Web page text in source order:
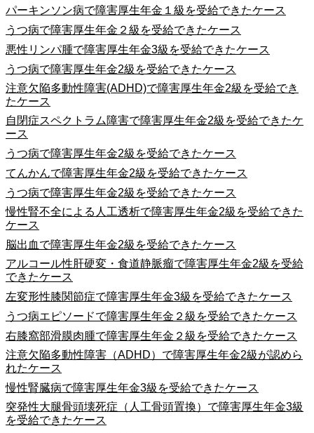
パーキンソン病で障害厚生年金１級を受給できたケース
うつ病で障害厚生年金２級を受給できたケース
悪性リンパ腫で障害厚生年金3級を受給できたケース
うつ病で障害厚生年金2級を受給できたケース
注意欠陥多動性障害(ADHD)で障害厚生年金2級を受給でき
たケース
自閉症スペクトラム障害で障害厚生年金2級を受給できたケ
ース
うつ病で障害厚生年金2級を受給できたケース
てんかんで障害厚生年金2級を受給できたケース
うつ病で障害厚生年金2級を受給できたケース
慢性腎不全による人工透析で障害厚生年金2級を受給できた
ケース
脳出血で障害厚生年金2級を受給できたケース
アルコール性肝硬変・食道静脈瘤で障害厚生年金2級を受給
できたケース
左変形性膝関節症で障害厚生年金3級を受給できたケース
うつ病エピソードで障害厚生年金２級を受給できたケース
右膝窩部滑膜肉腫で障害厚生年金２級を受給できたケース
注意欠陥多動性障害（ADHD）で障害厚生年金2級が認めら
れたケース
慢性腎臓病で障害厚生年金3級を受給できたケース
突発性大腿骨頭壊死症（人工骨頭置換）で障害厚生年金3級
を受給できたケース